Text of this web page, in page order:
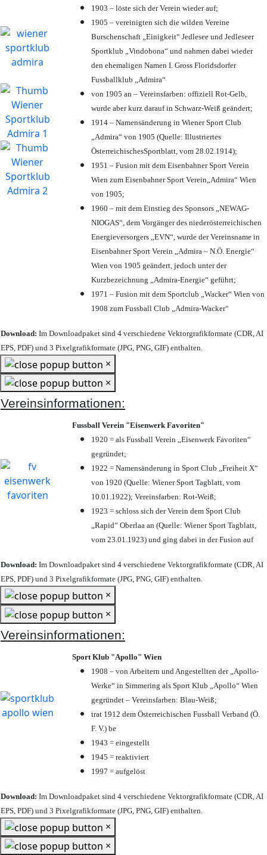
1903 – löste sich der Verein wieder auf;
1905 – vereinigten sich die wilden Vereine
Burschenschaft „Einigkeit“ Jedlesee und Jedleseer
Sportklub „Vindobona“ und nahmen dabei wieder
den ehemaligen Namen I. Gross Floridsdorfer
Fussballklub „Admira“
von 1905 an – Vereinsfarben: offiziell Rot-Gelb,
wurde aber kurz darauf in Schwarz-Weiß geändert;
1914 – Namensänderung in Wiener Sport Club
„Admira“ von 1905 (Quelle: Illustriertes
ÖsterreichischesSportblatt, vom 28.02.1914);
1951 – Fusion mit dem Eisenbahner Sport Verein
Wien zum Eisenbahner Sport Verein„Admira“ Wien
von 1905;
1960 – mit dem Einstieg des Sponsors „NEWAG-
NIOGAS“, dem Vorgänger des niederösterreichischen
Energieversorgers „EVN“, wurde der Vereinsname in
Eisenbahner Sport Verein „Admira – N.Ö. Energie“
Wien von 1905 geändert, jedoch unter der
Kurzbezeichnung „Admira-Energie“ geführt;
1971 – Fusion mit dem Sportclub „Wacker“ Wien von
1908 zum Fussball Club „Admira-Wacker“
Download: Im Downloadpaket sind 4 verschiedene Vektorgrafikformate (CDR, AI
EPS, PDF) und 3 Pixelgrafikformate (JPG, PNG, GIF) enthalten.
×
×
Vereinsinformationen:
Fussball Verein "Eisenwerk Favoriten"
1920 = als Fussball Verein „Eisenwerk Favoriten“
gegründet;
1922 = Namensänderung in Sport Club „Freiheit X“
von 1920 (Quelle: Wiener Sport Tagblatt, vom
10.01.1922); Vereinsfarben: Rot-Weiß;
1923 = schloss sich der Verein dem Sport Club
„Rapid“ Oberlaa an (Quelle: Wiener Sport Tagblatt,
vom 23.01.1923) und ging dabei in der Fusion auf
Download: Im Downloadpaket sind 4 verschiedene Vektorgrafikformate (CDR, AI
EPS, PDF) und 3 Pixelgrafikformate (JPG, PNG, GIF) enthalten.
×
×
Vereinsinformationen:
Sport Klub "Apollo" Wien
1908 – von Arbeitern und Angestellten der „Apollo-
Werke“ in Simmering als Sport Klub „Apollo“ Wien
gegründet – Vereinsfarben: Blau-Weiß;
trat 1912 dem Österreichischen Fussball Verband (Ö.
F. V.) be
1943 = eingestellt
1945 = reaktiviert
1997 = aufgelöst
Download: Im Downloadpaket sind 4 verschiedene Vektorgrafikformate (CDR, AI
EPS, PDF) und 3 Pixelgrafikformate (JPG, PNG, GIF) enthalten.
×
×